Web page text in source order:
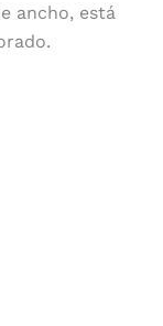
ancho, está